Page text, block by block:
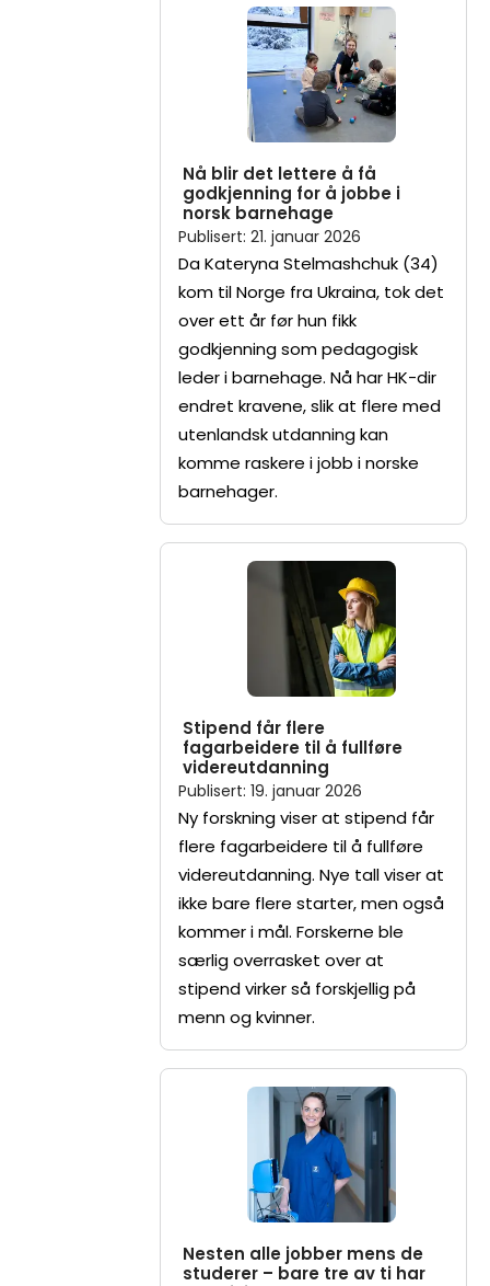
Nå blir det lettere å få
godkjenning for å jobbe i
norsk barnehage
Publisert: 21. januar 2026
Da Kateryna Stelmashchuk (34)
kom til Norge fra Ukraina, tok det
over ett år før hun fikk
godkjenning som pedagogisk
leder i barnehage. Nå har HK-dir
endret kravene, slik at flere med
utenlandsk utdanning kan
komme raskere i jobb i norske
barnehager.
Stipend får flere
fagarbeidere til å fullføre
videreutdanning
Publisert: 19. januar 2026
Ny forskning viser at stipend får
flere fagarbeidere til å fullføre
videreutdanning. Nye tall viser at
ikke bare flere starter, men også
kommer i mål. Forskerne ble
særlig overrasket over at
stipend virker så forskjellig på
menn og kvinner.
Nesten alle jobber mens de
studerer – bare tre av ti har